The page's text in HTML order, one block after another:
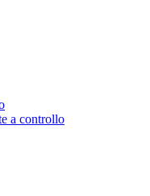
a controllo